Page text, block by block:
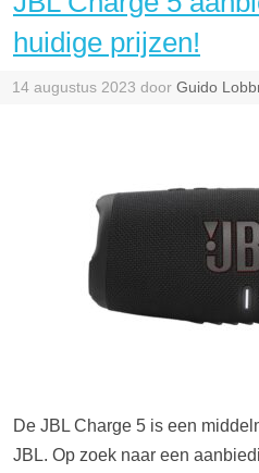
huidige prijzen!
14 augustus 2023 door Guido
De JBL Charge 5 is een
JBL. Op zoek naar een